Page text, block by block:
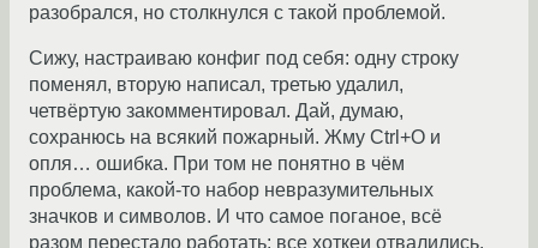
разобрался, но столкнулся с такой проблемой.
Сижу, настраиваю конфиг под себя: одну строку
поменял, вторую написал, третью удалил,
четвёртую закомментировал. Дай, думаю,
сохранюсь на всякий пожарный. Жму Ctrl+O и
опля… ошибка. При том не понятно в чём
проблема, какой-то набор невразумительных
значков и символов. И что самое поганое, всё
разом перестало работать: все хоткеи отвалились,